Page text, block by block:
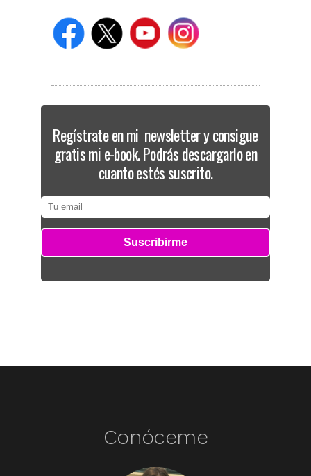
Regístrate en mi newsletter y consigue
gratis mi e-book. Podrás descargarlo en
cuanto estés suscrito.
Conóceme